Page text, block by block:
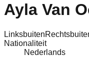
Ayla Van
Linksbuiten
Nationaliteit
Nederlands